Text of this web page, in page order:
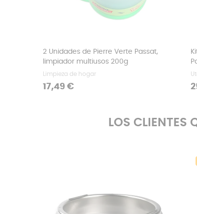
2 Unidades de Pierre Verte Passat,
limpiador multiusos 200g
Limpieza de hogar
Precio
17,49 €
LOS CLIENTES